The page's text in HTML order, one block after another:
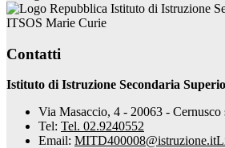
Istituto di Istruzione
ITSOS Marie Curie
Contatti
Istituto di Istruzione Secondaria
Via Masaccio, 4 - 20063 -
Tel: Tel. 02.9240552
Email: MITD400008@istruzione.it